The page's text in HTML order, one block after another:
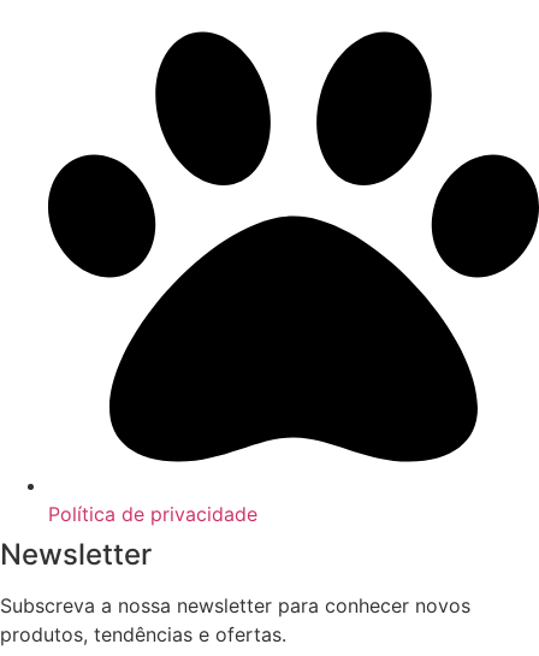
Política de privacidade
Newsletter
Subscreva a nossa newsletter para conhecer novos
produtos, tendências e ofertas.